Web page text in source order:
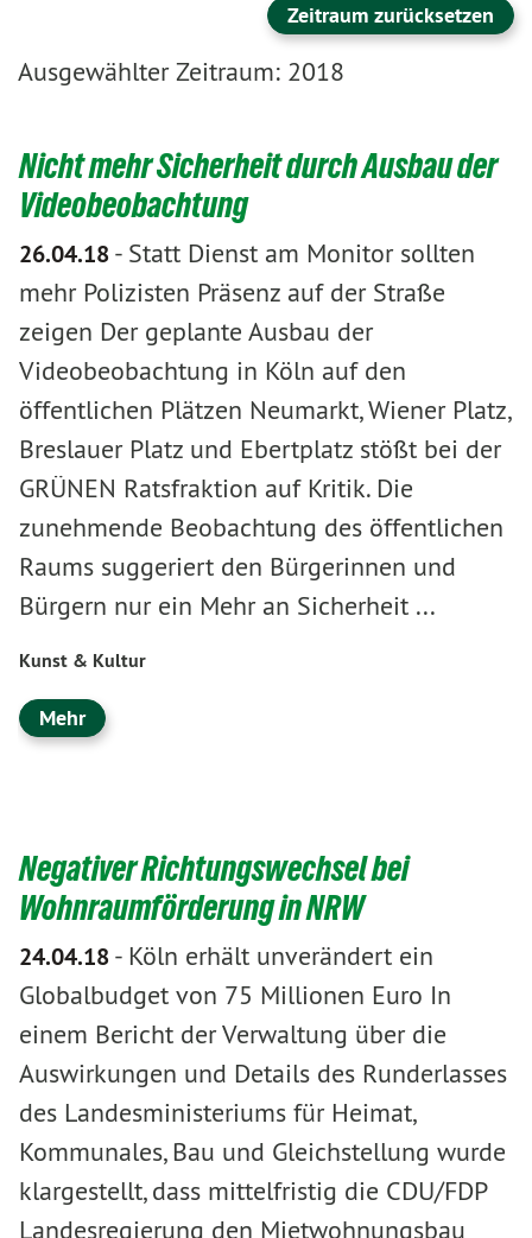
Zeitraum zurücksetzen
Ausgewählter Zeitraum: 2018
Nicht mehr Sicherheit durch Ausbau der
Videobeobachtung
26.04.18- Statt Dienst am Monitor sollten
mehr Polizisten Präsenz auf der Straße
zeigen Der geplante Ausbau der
Videobeobachtung in Köln auf den
öffentlichen Plätzen Neumarkt, Wiener Platz,
Breslauer Platz und Ebertplatz stößt bei der
GRÜNEN Ratsfraktion auf Kritik. Die
zunehmende Beobachtung des öffentlichen
Raums suggeriert den Bürgerinnen und
Bürgern nur ein Mehr an Sicherheit ...
Kunst & Kultur
Mehr
Negativer Richtungswechsel bei
Wohnraumförderung in NRW
24.04.18- Köln erhält unverändert ein
Globalbudget von 75 Millionen Euro In
einem Bericht der Verwaltung über die
Auswirkungen und Details des Runderlasses
des Landesministeriums für Heimat,
Kommunales, Bau und Gleichstellung wurde
klargestellt, dass mittelfristig die CDU/FDP
Landesregierung den Mietwohnungsbau